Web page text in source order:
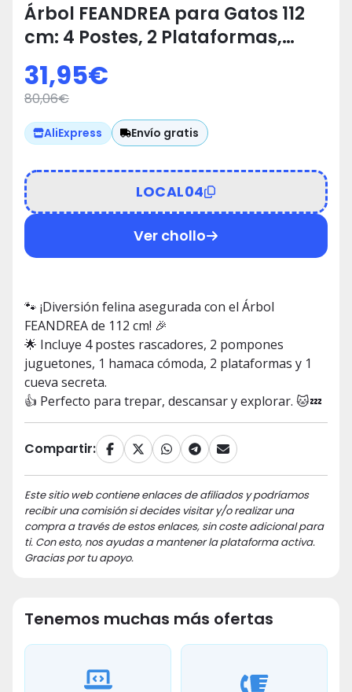
Árbol FEANDREA para Gatos 112
cm: 4 Postes, 2 Plataformas,
Hamaca y Cueva 🐾
31,95€
80,06€
AliExpress Envío gratis
LOCAL04
Ver chollo
🐾 ¡Diversión felina asegurada con el Árbol
FEANDREA de 112 cm! 🎉
🌟 Incluye 4 postes rascadores, 2 pompones
juguetones, 1 hamaca cómoda, 2 plataformas y 1
cueva secreta.
👍 Perfecto para trepar, descansar y explorar. 🐱💤
Compartir:
Este sitio web contiene enlaces de afiliados y podríamos
recibir una comisión si decides visitar y/o realizar una
compra a través de estos enlaces, sin coste adicional para
ti. Con esto, nos ayudas a mantener la plataforma activa.
Gracias por tu apoyo.
Tenemos muchas más ofertas